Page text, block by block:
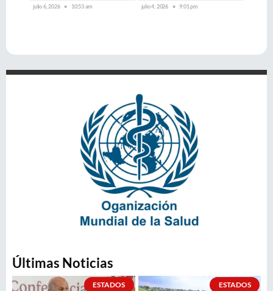
julio 6, 2026 10:53 am julio 4, 2026 9:01 pm
Últimas Noticias
ESTADOS ESTADOS